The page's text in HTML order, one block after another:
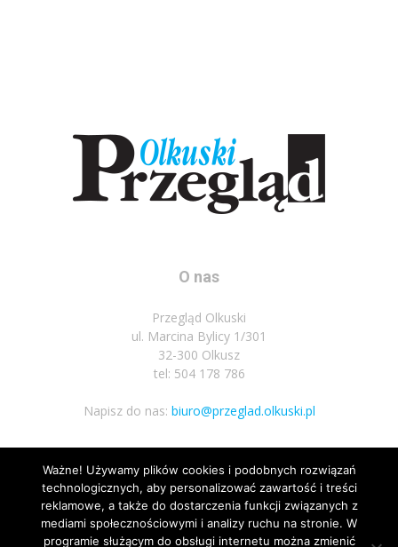
O nas
Przegląd Olkuski
ul. Marcina Bylicy 1/301
32-300 Olkusz
tel: 504 178 786
Napisz do nas: biuro@przeglad.olkuski.pl
Podążaj za nami
Ważne! Używamy plików cookies i podobnych rozwiązań
technologicznych, aby personalizować zawartość i treści
reklamowe, a także do dostarczenia funkcji związanych z
mediami społecznościowymi i analizy ruchu na stronie. W
programie służącym do obsługi internetu można zmienić